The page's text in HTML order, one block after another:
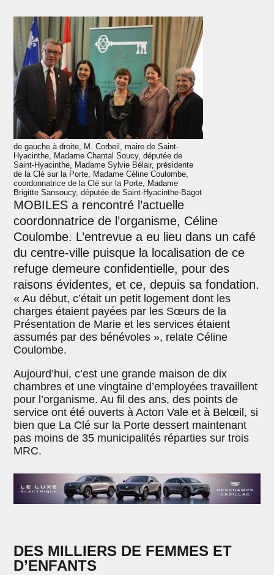
de gauche à droite, M. Corbeil, maire de Saint-
Hyacinthe, Madame Chantal Soucy, députée de
Saint-Hyacinthe, Madame Sylvie Bélair, présidente
de la Clé sur la Porte, Madame Céline Coulombe,
coordonnatrice de la Clé sur la Porte, Madame
Brigitte Sansoucy, députée de Saint-Hyacinthe-Bagot
MOBILES a rencontré l’actuelle
coordonnatrice de l’organisme, Céline
Coulombe. L’entrevue a eu lieu dans un café
du centre-ville puisque la localisation de ce
refuge demeure confidentielle, pour des
raisons évidentes, et ce, depuis sa fondation.
« Au début, c’était un petit logement dont les
charges étaient payées par les Sœurs de la
Présentation de Marie et les services étaient
assumés par des bénévoles », relate Céline
Coulombe.
Aujourd’hui, c’est une grande maison de dix
chambres et une vingtaine d’employées travaillent
pour l’organisme. Au fil des ans, des points de
service ont été ouverts à Acton Vale et à Belœil, si
bien que La Clé sur la Porte dessert maintenant
pas moins de 35 municipalités réparties sur trois
MRC.
DES MILLIERS DE FEMMES ET
D’ENFANTS